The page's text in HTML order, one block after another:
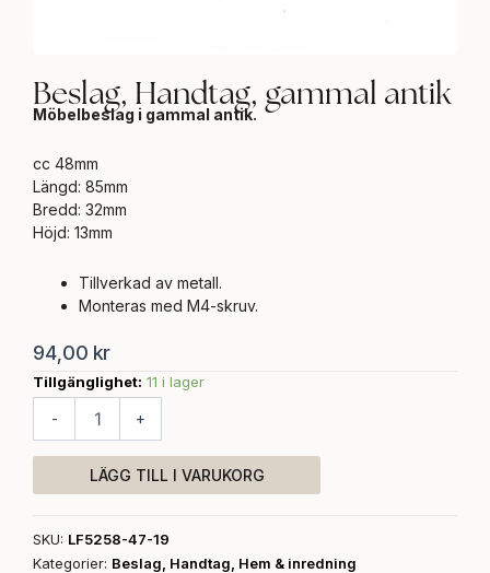
Beslag, Handtag, gammal antik
Möbelbeslag i gammal antik.
cc 48mm
Längd: 85mm
Bredd: 32mm
Höjd: 13mm
Tillverkad av metall.
Monteras med M4-skruv.
94,00 kr
Tillgänglighet: 11 i lager
-
Beslag,
Handtag,
antik
+
LÄGG TILL I VARUKORG
SKU: LF5258-47-19
Kategorier: Beslag Handtag Hem & inredning